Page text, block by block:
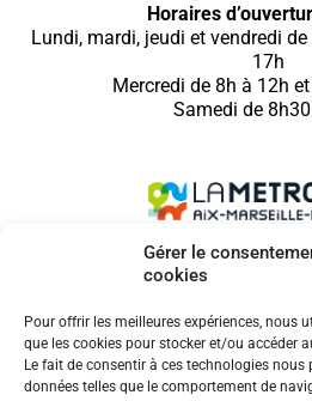
Gérer le
cookies
Pour offrir les meilleures expériences, nous
que les cookies pour stocker et/ou accéder
Le fait de consentir à ces technologies nous
données telles que le comportement de
Horaires
Lundi, mardi, jeudi et vendredi
17h
Mercredi de 8h à 12h
Samedi de